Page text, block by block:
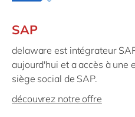
SAP
delaware est intégrateur
aujourd'hui et a accès à une
siège social de SAP.
découvrez notre offre